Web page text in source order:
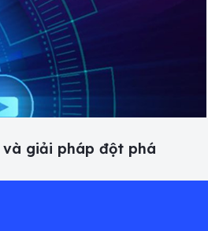
và giải pháp đột phá